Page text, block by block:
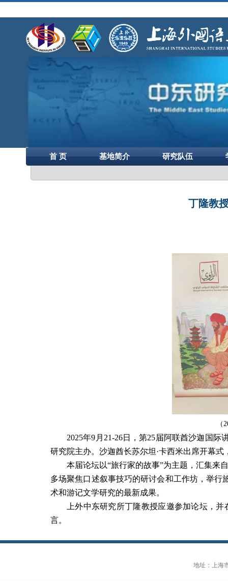
首 页 基地简介 研究队伍
丁隆教
（
2025年9 月 21-26日，第25届阿联酋沙迦国际
研究院主办。沙迦酋长苏尔坦 ·卡西米出席开幕式
本届论坛以“旅行家的故事”为主题，汇集来自
多场聚焦口述叙事技巧的研讨会和工作坊，举行
术和游记文学研究的最新成果。
上外中东研究所丁隆教授应邀参加论坛，并
言。
地址：上海